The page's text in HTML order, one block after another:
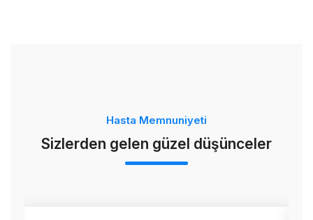
Hasta Memnuniyeti
Sizlerden gelen güzel düşünceler